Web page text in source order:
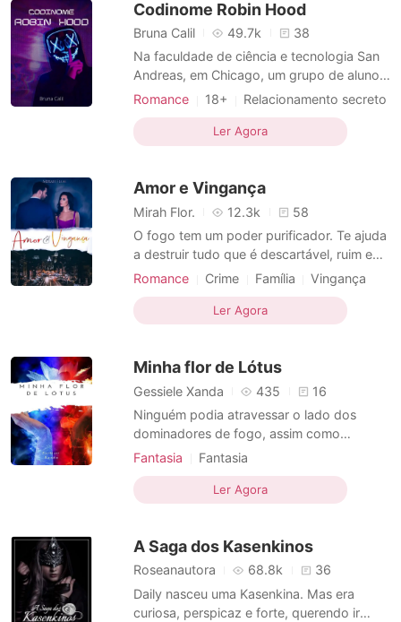
sua liberdade para
Codinome Robin Hood
Bruna Calil 49.7k
38
Na faculdade de ciência e tecnologia San
Andreas, em Chicago, um grupo de alunos
é desafiado a descobrir a identidade de
roubado dinheiro de ricos em diversos
bancos de forma virtual e transferido para
pessoas carentes e usuár
Romance 18+
Relacionamento secreto
Heroína
Gênios
Ler Agora
Amor e Vingança
Mirah Flor. 12.3k
58
O fogo tem um poder purificador. Te ajuda
a destruir tudo que é descartável, ruim e
que não irá nos acrescentar em nada,
tinha apenas nove anos quando minha vida
começou a desmoronar. Porém, o futuro
pronta pra elas.
Romance Crime Família
Vingança
Gravidez
CEO Heroína
Charmoso
Paixão / Erótica
Ler Agora
Minha flor de Lótus
Gessiele Xanda 435
16
Ninguém podia atravessar o lado dos
dominadores de fogo, assim como
ninguém podia atravessar o lado dos
guerra e por muitos anos a paz não
reinava entre os dois mundos, quando o
formados: o mundo do fogo e do gelo.
Tudo mudou
Fantasia
Fantasia
Relacionamento secreto
Amor em fuga
Heroína
Playboy
Ler Agora
A Saga dos Kasenkinos
Roseanautora 68.8k
36
Daily nasceu uma Kasenkina. Mas era
curiosa, perspicaz e forte, querendo ir